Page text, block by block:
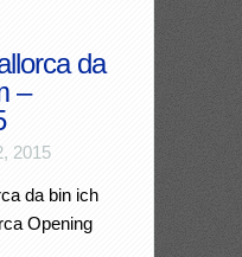
da
–
2015
da bin ich
Opening